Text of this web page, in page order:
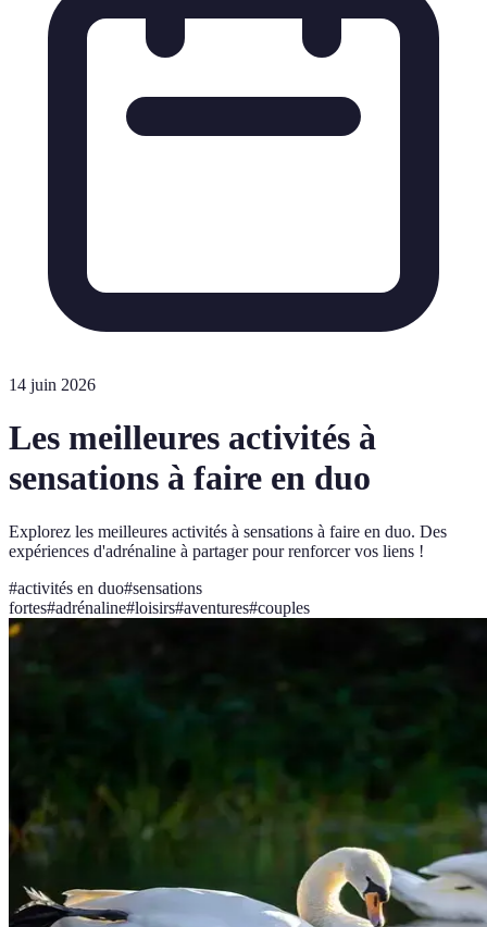
14 juin 2026
Les meilleures activités à
sensations à faire en duo
Explorez les meilleures activités à sensations à faire en duo. Des
expériences d'adrénaline à partager pour renforcer vos liens !
#activités en duo#sensations
fortes#adrénaline#loisirs#aventures#couples